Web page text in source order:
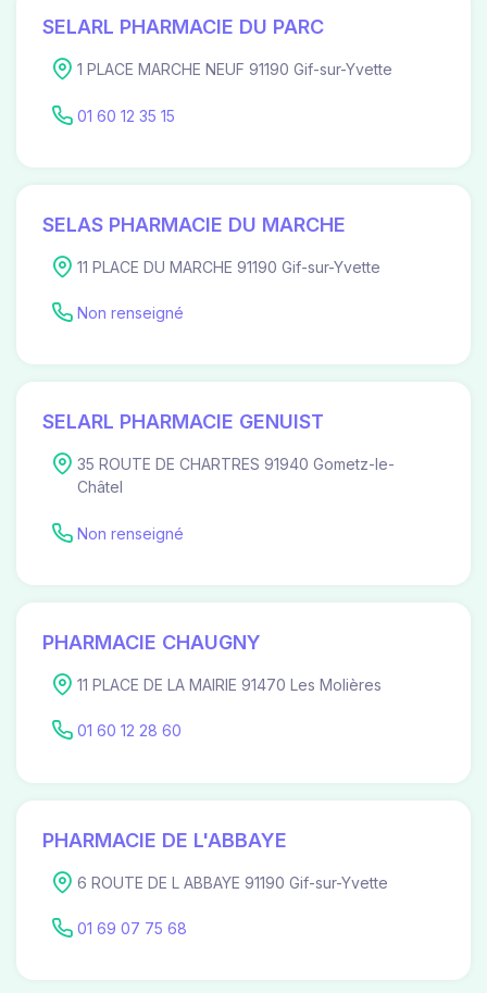
SELARL PHARMACIE DU PARC
1 PLACE MARCHE NEUF 91190 Gif-sur-Yvette
01 60 12 35 15
SELAS PHARMACIE DU MARCHE
11 PLACE DU MARCHE 91190 Gif-sur-Yvette
Non renseigné
SELARL PHARMACIE GENUIST
35 ROUTE DE CHARTRES 91940 Gometz-le-
Châtel
Non renseigné
PHARMACIE CHAUGNY
11 PLACE DE LA MAIRIE 91470 Les Molières
01 60 12 28 60
PHARMACIE DE L'ABBAYE
6 ROUTE DE L ABBAYE 91190 Gif-sur-Yvette
01 69 07 75 68